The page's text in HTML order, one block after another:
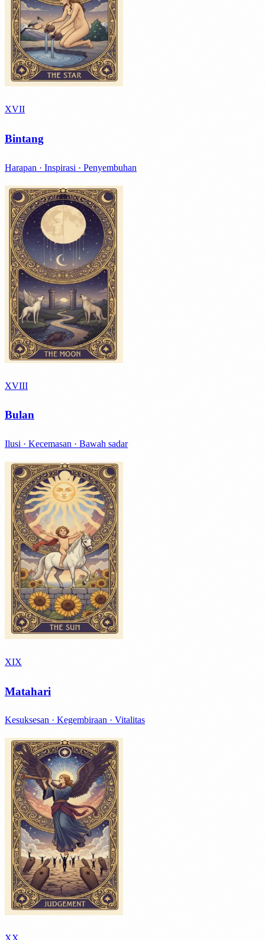
XVII
Bintang
Harapan · Inspirasi · Penyembuhan
XVIII
Bulan
Ilusi · Kecemasan · Bawah sadar
XIX
Matahari
Kesuksesan · Kegembiraan · Vitalitas